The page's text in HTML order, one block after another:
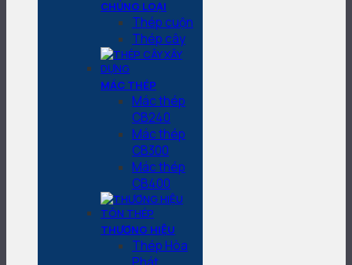
CHỦNG LOẠI
Thép cuộn
Thép cây
MÁC THÉP
Mác thép
CB240
Mác thép
CB300
Mác thép
CB400
THƯƠNG HIỆU
Thép Hòa